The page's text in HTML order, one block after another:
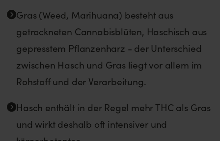
Gras (Weed, Marihuana) besteht aus
getrockneten Cannabisblüten, Haschisch aus
gepresstem Pflanzenharz - der Unterschied
zwischen Hasch und Gras liegt vor allem im
Rohstoff und der Verarbeitung.
Hasch enthält in der Regel mehr THC als Gras
und wirkt deshalb oft intensiver und